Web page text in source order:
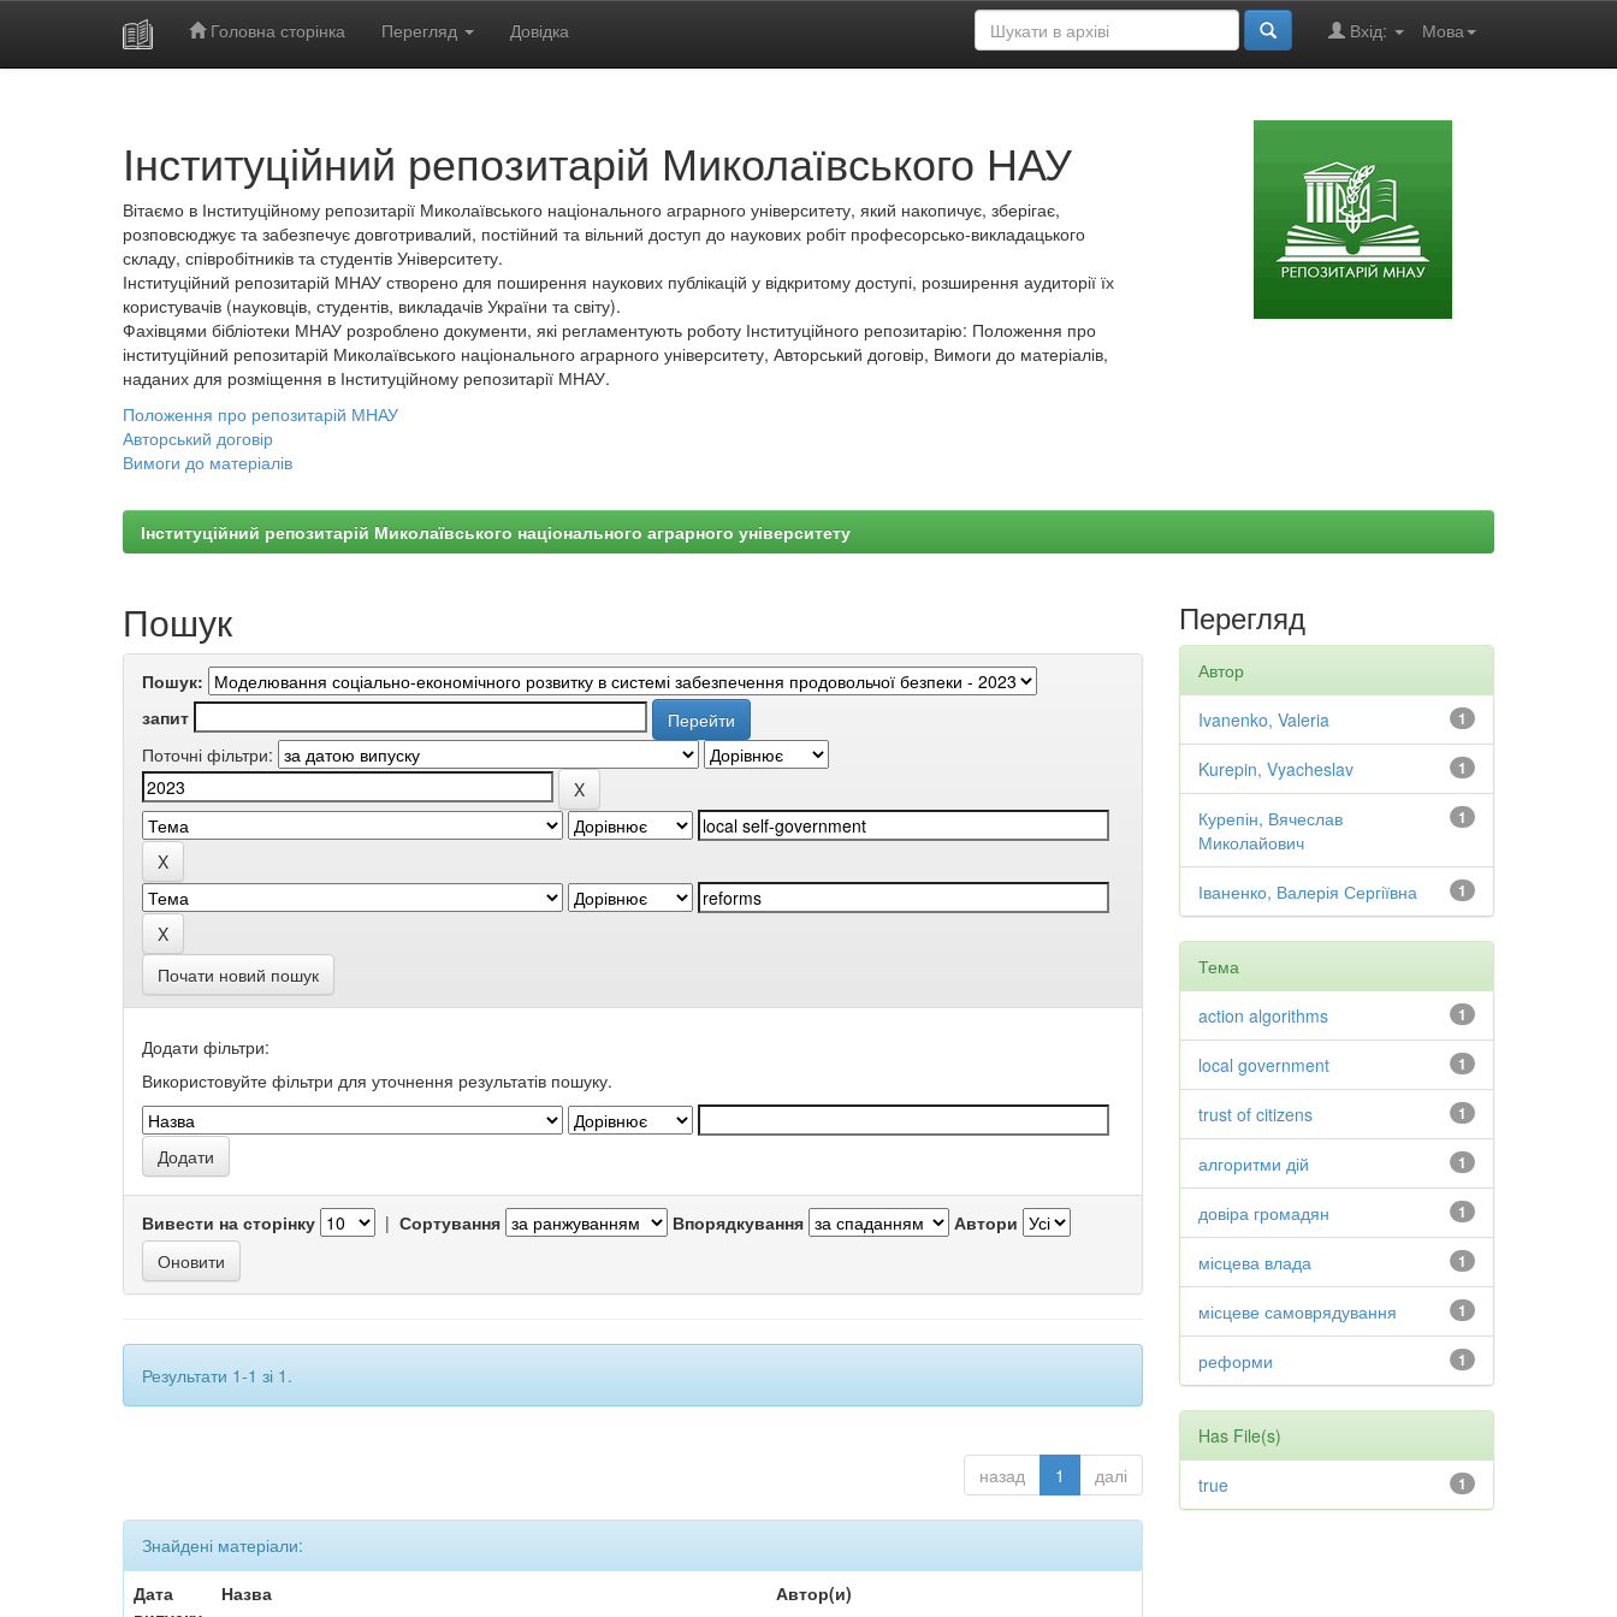
Головна сторінка Перегляд Довідка Мова
Вхід:
Інституційний репозитарій Миколаївського НАУ
Вітаємо в Інституційному репозитарії Миколаївського національного аграрного університету, який накопичує, зберігає,
розповсюджує та забезпечує довготривалий, постійний та вільний доступ до наукових робіт професорсько-викладацького
складу, співробітників та студентів Університету.
Інституційний репозитарій МНАУ створено для поширення наукових публікацій у відкритому доступі, розширення аудиторії їх
користувачів (науковців, студентів, викладачів України та світу).
Фахівцями бібліотеки МНАУ розроблено документи, які регламентують роботу Інституційного репозитарію: Положення про
інституційний репозитарій Миколаївського національного аграрного університету, Авторський договір, Вимоги до матеріалів,
наданих для розміщення в Інституційному репозитарії МНАУ.
Положення про репозитарій МНАУ
Авторський договір
Вимоги до матеріалів
Інституційний репозитарій Миколаївського національного аграрного університету
Пошук
Пошук:
запит
Поточні фільтри:
Почати новий пошук
Додати фільтри:
Використовуйте фільтри для уточнення результатів пошуку.
Вивести на сторінку | Сортування Впорядкування Автори
Результати 1-1 зі 1.
назад 1 далі
Знайдені матеріали:
Дата
Назва Автор(и)
Перегляд
Автор
1
Ivanenko, Valeria
1
Kurepin, Vyacheslav
1
Курепін, Вячеслав
Миколайович
1
Іваненко, Валерія Сергіївна
Тема
1
action algorithms
1
local government
1
trust of citizens
1
алгоритми дій
1
довіра громадян
1
місцева влада
1
місцеве самоврядування
1
реформи
Has File(s)
1
true